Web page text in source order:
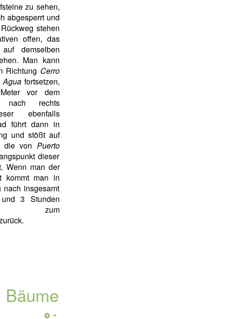
zu sehen,
abgesperrt und
stehen
offen, das
demselben
Man kann
Richtung Cerro
fortsetzen,
vor dem
nach rechts
ebenfalls
führt dann in
und stößt auf
die von Puerto
dieser
Wenn man der
kommt man in
nach insgesamt
3 Stunden
zum